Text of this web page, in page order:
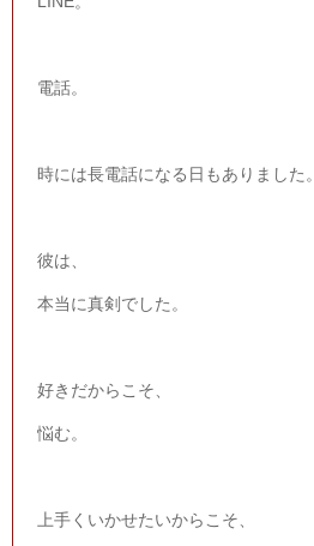
電話。
時には長電話になる日もありました。
彼は、
本当に真剣でした。
好きだからこそ、
悩む。
上手くいかせたいからこそ、